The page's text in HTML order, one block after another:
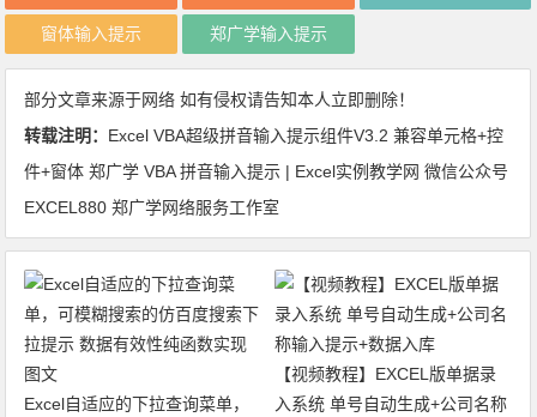
窗体输入提示 郑广学输入提示
部分文章来源于网络 如有侵权请告知本人立即删除！
转载注明： Excel VBA超级拼音输入提示组件V3.2 兼容单元格+控
件+窗体 郑广学 VBA 拼音输入提示 | Excel实例教学网 微信公众号
EXCEL880 郑广学网络服务工作室
Excel自适应的下拉查询菜单，
【视频教程】EXCEL版单据录
入系统 单号自动生成+公司名称